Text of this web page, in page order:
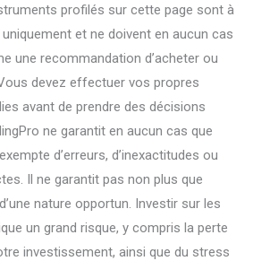
profilés sur cette page sont à
et ne doivent en aucun cas
une recommandation d’acheter ou
devez effectuer vos propres
avant de prendre des décisions
ne garantit en aucun cas que
d’erreurs, d’inexactitudes ou
Il ne garantit pas non plus que
nature opportun. Investir sur les
un grand risque, y compris la perte
investissement, ainsi que du stress